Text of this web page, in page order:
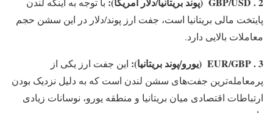
پایتخت مالی بریتانیا است، جفت ارز پوند/دلار در این سشن حجم
معاملات بالایی دارد.
3 . EUR/GBP (یورو/پوند بریتانیا):
این جفت ارز یکی از
پرمعامله‌ترین جفت‌های سشن لندن است که به دلیل نزدیک بودن
ارتباطات اقتصادی میان بریتانیا و منطقه یورو، نوسانات زیادی